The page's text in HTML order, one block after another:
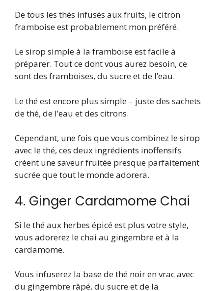
De tous les thés infusés aux fruits, le citron
framboise est probablement mon préféré.
Le sirop simple à la framboise est facile à
préparer. Tout ce dont vous aurez besoin, ce
sont des framboises, du sucre et de l’eau.
Le thé est encore plus simple – juste des sachets
de thé, de l’eau et des citrons.
Cependant, une fois que vous combinez le sirop
avec le thé, ces deux ingrédients inoffensifs
créent une saveur fruitée presque parfaitement
sucrée que tout le monde adorera.
4. Ginger Cardamome Chai
Si le thé aux herbes épicé est plus votre style,
vous adorerez le chai au gingembre et à la
cardamome.
Vous infuserez la base de thé noir en vrac avec
du gingembre râpé, du sucre et de la